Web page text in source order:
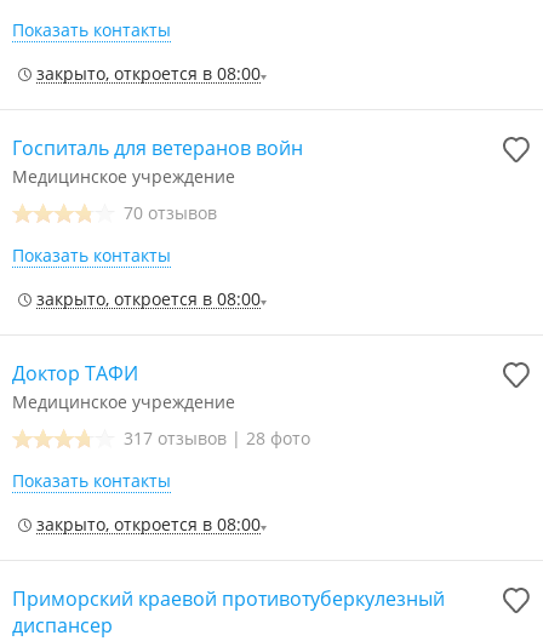
Показать контакты
закрыто, откроется в 08:00
Госпиталь для ветеранов войн
Медицинское учреждение
70 отзывов
Показать контакты
закрыто, откроется в 08:00
Доктор ТАФИ
Медицинское учреждение
317 отзывов | 28 фото
Показать контакты
закрыто, откроется в 08:00
Приморский краевой противотуберкулезный
диспансер